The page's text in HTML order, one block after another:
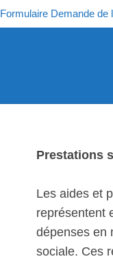
Formulaire Demande de
Prestations
Les aides et
représentent
dépenses en
sociale. Ces